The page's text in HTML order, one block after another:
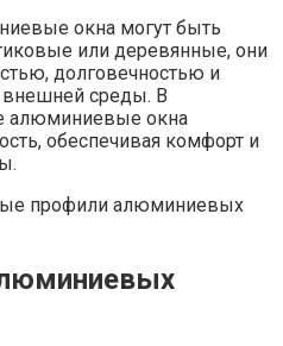
окна могут быть
или деревянные, они
долговечностью и
среды. В
алюминиевые окна
обеспечивая комфорт и